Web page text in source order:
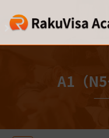
A1（